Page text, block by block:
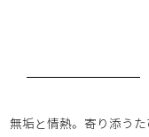
無垢と情熱。寄り添うた